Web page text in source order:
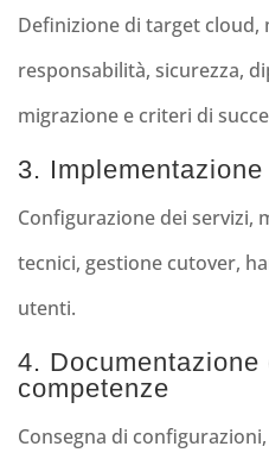
Definizione di target cloud,
responsabilità, sicurezza,
migrazione e criteri di
3.
Configurazione dei servizi,
tecnici, gestione cutover,
utenti.
4.
competenze
Consegna di